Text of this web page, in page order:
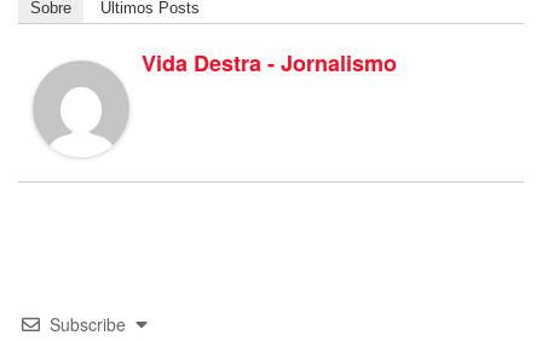
Sobre Últimos Posts
Vida Destra - Jornalismo
Subscribe